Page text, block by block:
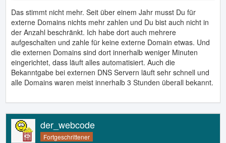
Das stimmt nicht mehr. Seit über einem Jahr musst Du für
externe Domains nichts mehr zahlen und Du bist auch nicht in
der Anzahl beschränkt. Ich habe dort auch mehrere
aufgeschalten und zahle für keine externe Domain etwas. Und
die externen Domains sind dort innerhalb weniger Minuten
eingerichtet, dass läuft alles automatisiert. Auch die
Bekanntgabe bei externen DNS Servern läuft sehr schnell und
alle Domains waren meist innerhalb 3 Stunden überall bekannt.
der_webcode
Fortgeschrittener